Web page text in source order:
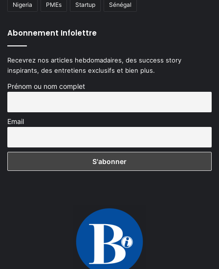
Nigeria PMEs Startup Sénégal
Abonnement Infolettre
Recevrez nos articles hebdomadaires, des success story
inspirants, des entretiens exclusifs et bien plus.
Prénom ou nom complet
Email